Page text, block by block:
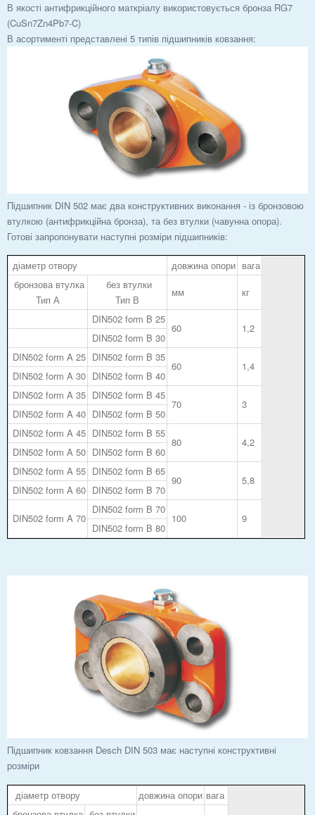
В якості антифрикційного маткріалу використовується бронза RG7
(CuSn7Zn4Pb7-C)
В асортименті представлені 5 типів підшипників ковзання:
Підшипник DIN 502 має два конструктивних виконання - із бронзовою
втулкою (антифрикційна бронза), та без втулки (чавунна опора).
Готові запропонувати наступні розміри підшипників:
діаметр отвору довжина опори вага
бронзова втулка
Тип А
без втулки
Тип В
мм
кг
DIN502 form B 25
60 1,2
DIN502 form B 30
DIN502 form A 25 DIN502 form B 35
60 1,4
DIN502 form A 30 DIN502 form B 40
DIN502 form A 35 DIN502 form B 45
70 3
DIN502 form A 40 DIN502 form B 50
DIN502 form A 45 DIN502 form B 55
80 4,2
DIN502 form A 50 DIN502 form B 60
DIN502 form A 55 DIN502 form B 65
90 5,8
DIN502 form A 60 DIN502 form B 70
DIN502 form A 70
DIN502 form B 70
100 9
DIN502 form B 80
Підшипник ковзання Desch DIN 503 має наступні конструктивні
розміри
діаметр отвору довжина опори вага